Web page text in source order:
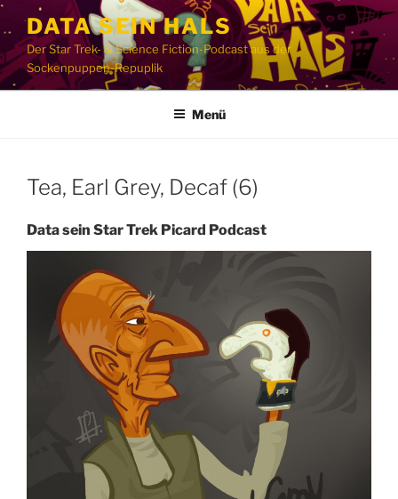
Zum
Inhalt
springen
DATA SEIN HALS
Der Star Trek- & Science Fiction-Podcast aus der
Sockenpuppen-Repuplik
Menü
Tea, Earl Grey, Decaf (6)
Data sein Star Trek Picard Podcast